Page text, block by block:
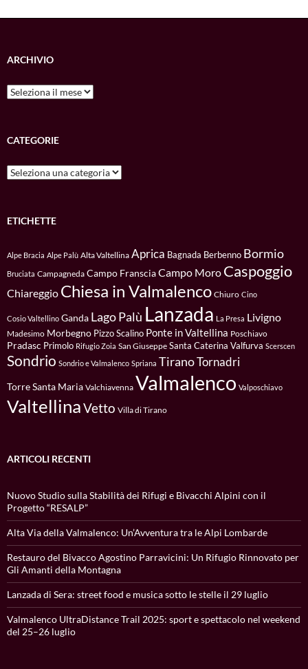
ARCHIVIO
Archivio
CATEGORIE
Categorie
ETICHETTE
Alpe Bracia Alpe Palù Alta Valtellina Aprica Bagnada Berbenno Bormio
Bruciata Campagneda Campo FransciaCampo Moro Caspoggio
Chiareggio Chiesa in Valmalenco Chiuro Cino
Cosio Valtellino Ganda Lago Palù Lanzada La Presa Livigno
Madesimo Morbegno Pizzo Scalino Ponte in Valtellina Poschiavo
Pradasc Primolo Rifugio Zoia San Giuseppe Santa Caterina Valfurva Scerscen
Sondrio Sondrio e Valmalenco Spriana TiranoTornadri
Torre Santa Maria Valchiavenna Valmalenco Valposchiavo
ValtellinaVetto Villa di Tirano
ARTICOLI RECENTI
Nuovo Studio sulla Stabilità dei Rifugi e Bivacchi Alpini con il
Progetto “RESALP”
Alta Via della Valmalenco: Un’Avventura tra le Alpi Lombarde
Restauro del Bivacco Agostino Parravicini: Un Rifugio Rinnovato per
Gli Amanti della Montagna
Lanzada di Sera: street food e musica sotto le stelle il 29 luglio
Valmalenco UltraDistance Trail 2025: sport e spettacolo nel weekend
del 25–26 luglio